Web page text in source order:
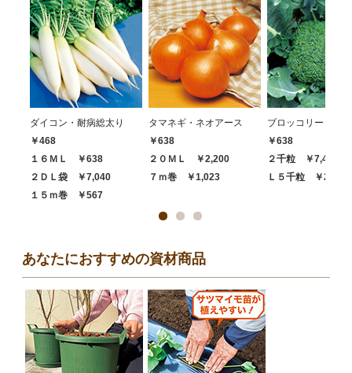
ダイコン・耐病総太り
￥468
１６ＭＬ ￥638
２ＤＬ袋 ￥7,040
１５ｍ巻 ￥567
タマネギ・ネオアース
￥638
２０ＭＬ ￥2,200
７ｍ巻 ￥1,023
ブロッコリー・ハ
￥638
２千粒 ￥7,480
Ｌ５千粒 ￥
あなたにおすすめの資材商品